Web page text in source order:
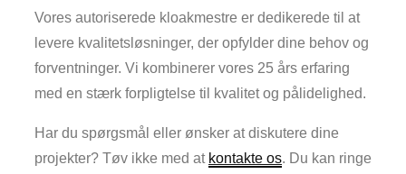
Vores autoriserede kloakmestre er dedikerede til at
levere kvalitetsløsninger, der opfylder dine behov og
forventninger. Vi kombinerer vores 25 års erfaring
med en stærk forpligtelse til kvalitet og pålidelighed.
Har du spørgsmål eller ønsker at diskutere dine
projekter? Tøv ikke med at kontakte os. Du kan ringe